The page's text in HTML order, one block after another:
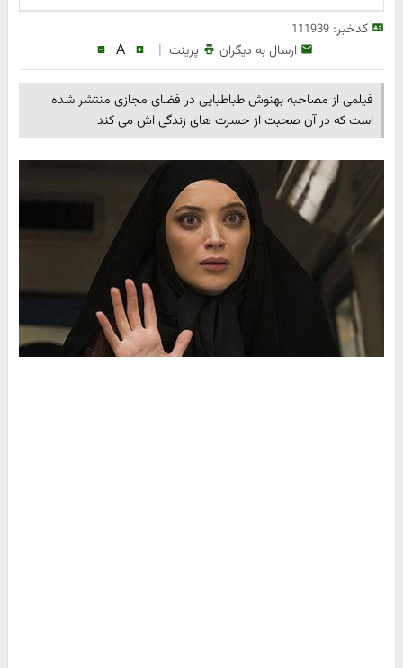
کدخبر:111939
ارسال به دیگران پرینت |
A
فیلمی از مصاحبه بهنوش طباطبایی در فضای مجازی منتشر شده
است که در آن صحبت از حسرت های زندگی اش می کند